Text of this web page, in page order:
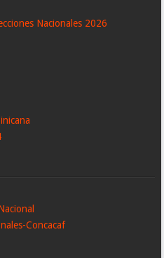
Nacionales 2026
Concacaf